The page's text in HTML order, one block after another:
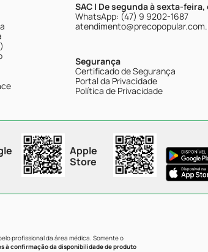
SAC | De segunda à sexta-feira,
WhatsApp: (47) 9 9202-1687
Segurança
Certificado de Segurança
Portal da Privacidade
Política de Privacidade
Apple
Store
profissional da área médica. Somente o
à confirmação da disponibilidade de produto